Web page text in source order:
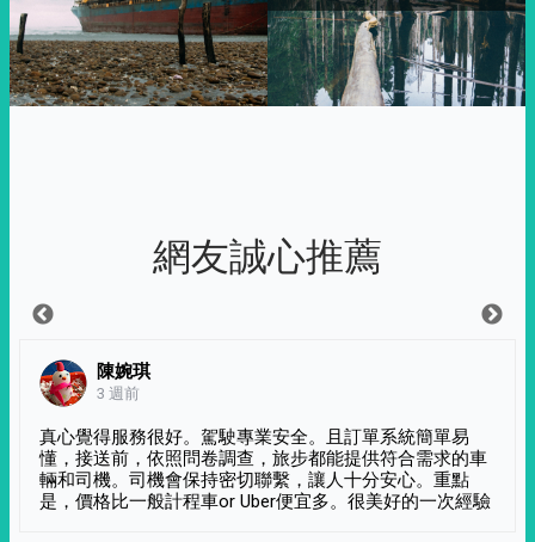
網友誠心推薦
陳婉琪
3 週前
真心覺得服務很好。駕駛專業安全。且訂單系統簡單易
懂，接送前，依照問卷調查，旅步都能提供符合需求的車
輛和司機。司機會保持密切聯繫，讓人十分安心。重點
是，價格比一般計程車or Uber便宜多。很美好的一次經驗